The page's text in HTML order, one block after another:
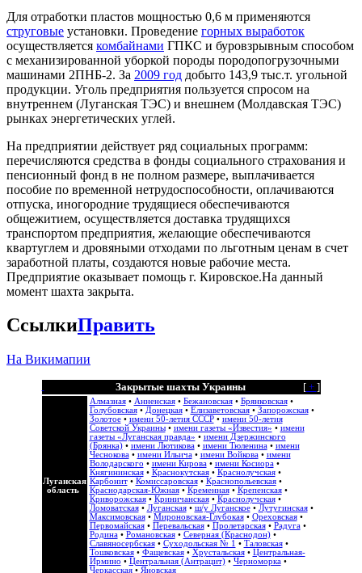
Для отработки пластов мощностью 0,6 м применяются
струговые установки. Проведение горных выработок
осуществляется комбайнами ГПКС и буровзрывным способом
с механизированной уборкой породы породопогрузочными
машинами 2ПНБ-2. За 2009 год добыто 143,9 тыс.т. угольной
продукции. Уголь предприятия пользуется спросом на
внутреннем (Луганская ТЭС) и внешнем (Молдавская ТЭС)
рынках энергетических углей.
На предприятии действует ряд социальных программ:
перечисляются средства в фонды социального страхования и
пенсионный фонд в не полном размере, выплачивается
пособие по временной нетрудоспособности, оплачиваются
отпуска, иногородние трудящиеся обеспечиваются
общежитием, осуществляется доставка трудящихся
транспортом предприятия, желающие обеспечиваются
квартуглем и дровяными отходами по льготным ценам в счет
заработной платы, создаются новые рабочие места.
Предприятие оказывает помощь г. Кировское.На данный
момент шахта закрыта.
СсылкиПравить
На Викимапии
[+ ]
Закрытые шахты Украины
Луганская
область
Алмазная• Анненская• Бежановская• Брянковская•
Голубовская• Донецкая• Елизаветовская• Запорожская•
Золотое• имени 50-летия СССР• имени 50-летия
Советской Украины• имени газеты «Известия» • имени
газеты «Луганская правда» • имени Дзержинского
(Брянка)• имени Лютикова• имени Тюленина• имени
Чеснокова• имени Ильича• имени Войкова• имени
Володарского • имени Кирова• имени Косиора•
Княгининская• Краснокутская• Краснолучская•
Карбонит• Комиссаровская• Краснопольевская•
Краснодарская-Южная• Кременная• Крепенская•
Криворожская• Криничанская• Краснолучская•
Ломоватская• Луганская• ш/у Луганское• Лутугинская•
Максимовская• Мироновская-Глубокая• Ореховская•
Первомайская• Перевальская• Пролетарская• Радуга•
Родина• Романовская• Северная (Краснодон)•
Славяносербская• Суходольская № 1 • Таловская•
Тошковская• Фащевская• Хрустальская• Центральная-
Ирмино • Центральная (Антрацит)• Черноморка•
Черкасская• Яновская